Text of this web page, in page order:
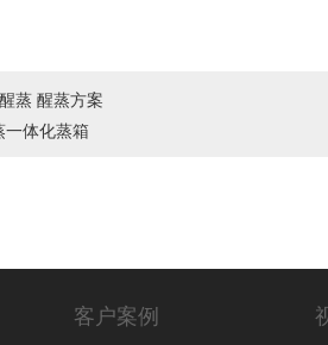
蒸 醒蒸方案
一体化蒸箱
客户案例